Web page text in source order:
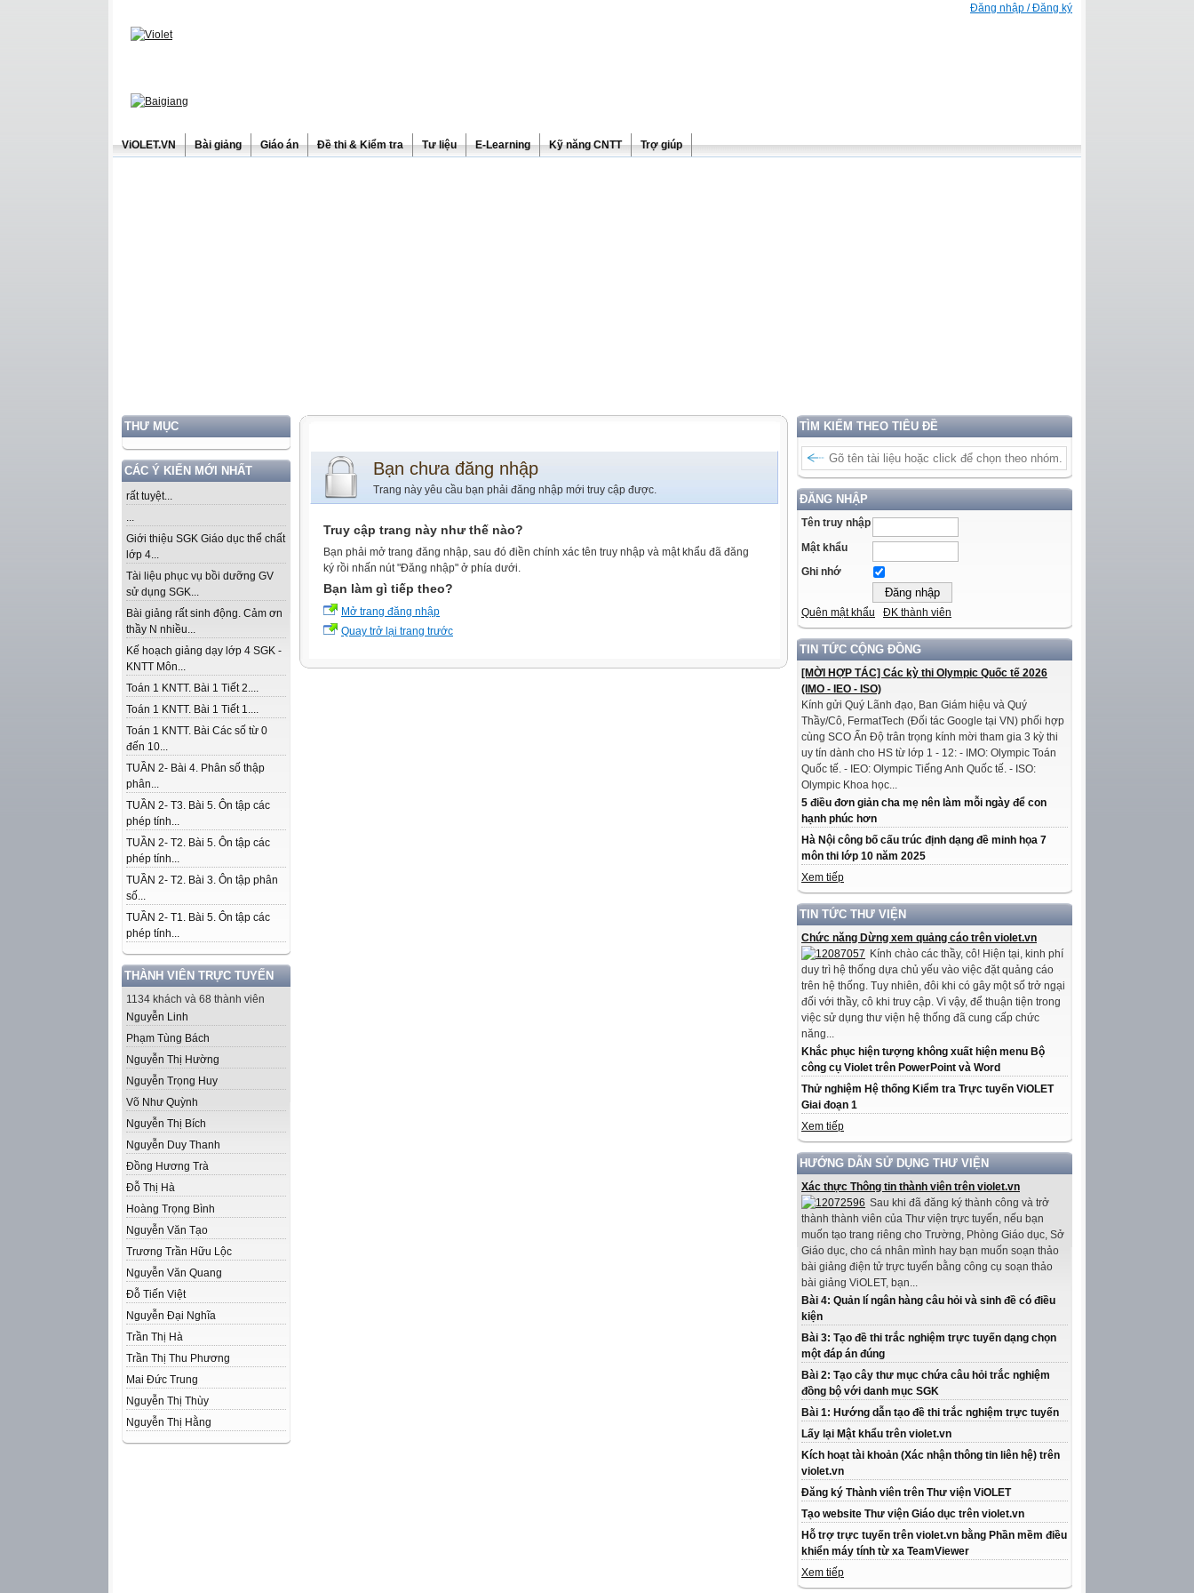
Đăng nhập / Đăng ký
ViOLET.VN Bài giảng Giáo án Đề thi & Kiểm tra Tư liệu E-Learning Kỹ năng CNTT Trợ giúp
THƯ MỤC
CÁC Ý KIẾN MỚI NHẤT
rất tuyệt...
...
Giới thiệu SGK Giáo dục thể chất
lớp 4...
Tài liệu phục vụ bồi dưỡng GV
sử dụng SGK...
Bài giảng rất sinh động. Cảm ơn
thầy N nhiều...
Kế hoạch giảng dạy lớp 4 SGK -
KNTT Môn...
Toán 1 KNTT. Bài 1 Tiết 2....
Toán 1 KNTT. Bài 1 Tiết 1....
Toán 1 KNTT. Bài Các số từ 0
đến 10...
TUẦN 2- Bài 4. Phân số thập
phân...
TUẦN 2- T3. Bài 5. Ôn tập các
phép tính...
TUẦN 2- T2. Bài 5. Ôn tập các
phép tính...
TUẦN 2- T2. Bài 3. Ôn tập phân
số...
TUẦN 2- T1. Bài 5. Ôn tập các
phép tính...
THÀNH VIÊN TRỰC TUYẾN
1134 khách và 68 thành viên
Nguyễn Linh
Phạm Tùng Bách
Nguyễn Thị Hường
Nguyễn Trọng Huy
Võ Như Quỳnh
Nguyễn Thị Bích
Nguyễn Duy Thanh
Đồng Hương Trà
Đỗ Thị Hà
Hoàng Trọng Bình
Nguyễn Văn Tạo
Trương Trần Hữu Lộc
Nguyễn Văn Quang
Đỗ Tiến Việt
Nguyễn Đại Nghĩa
Trần Thị Hà
Trần Thị Thu Phương
Mai Đức Trung
Nguyễn Thị Thùy
Nguyễn Thị Hằng
TÌM KIẾM THEO TIÊU ĐỀ
ĐĂNG NHẬP
Tên truy nhập
Mật khẩu
Ghi nhớ
Quên mật khẩu ĐK thành viên
TIN TỨC CỘNG ĐỒNG
[MỜI HỢP TÁC] Các kỳ thi Olympic Quốc tế 2026
(IMO - IEO - ISO)
Kính gửi Quý Lãnh đạo, Ban Giám hiệu và Quý
Thầy/Cô, FermatTech (Đối tác Google tại VN) phối hợp
cùng SCO Ấn Độ trân trọng kính mời tham gia 3 kỳ thi
uy tín dành cho HS từ lớp 1 - 12: - IMO: Olympic Toán
Quốc tế. - IEO: Olympic Tiếng Anh Quốc tế. - ISO:
Olympic Khoa học...
5 điều đơn giản cha mẹ nên làm mỗi ngày để con
hạnh phúc hơn
Hà Nội công bố cấu trúc định dạng đề minh họa 7
môn thi lớp 10 năm 2025
Xem tiếp
TIN TỨC THƯ VIỆN
Chức năng Dừng xem quảng cáo trên violet.vn
Kính chào các thầy, cô! Hiện tại, kinh phí
duy trì hệ thống dựa chủ yếu vào việc đặt quảng cáo
trên hệ thống. Tuy nhiên, đôi khi có gây một số trở ngại
đối với thầy, cô khi truy cập. Vì vậy, để thuận tiện trong
việc sử dụng thư viện hệ thống đã cung cấp chức
năng...
Khắc phục hiện tượng không xuất hiện menu Bộ
công cụ Violet trên PowerPoint và Word
Thử nghiệm Hệ thống Kiểm tra Trực tuyến ViOLET
Giai đoạn 1
Xem tiếp
HƯỚNG DẪN SỬ DỤNG THƯ VIỆN
Xác thực Thông tin thành viên trên violet.vn
Sau khi đã đăng ký thành công và trở
thành thành viên của Thư viện trực tuyến, nếu bạn
muốn tạo trang riêng cho Trường, Phòng Giáo dục, Sở
Giáo dục, cho cá nhân mình hay bạn muốn soạn thảo
bài giảng điện tử trực tuyến bằng công cụ soạn thảo
bài giảng ViOLET, bạn...
Bài 4: Quản lí ngân hàng câu hỏi và sinh đề có điều
kiện
Bài 3: Tạo đề thi trắc nghiệm trực tuyến dạng chọn
một đáp án đúng
Bài 2: Tạo cây thư mục chứa câu hỏi trắc nghiệm
đồng bộ với danh mục SGK
Bài 1: Hướng dẫn tạo đề thi trắc nghiệm trực tuyến
Lấy lại Mật khẩu trên violet.vn
Kích hoạt tài khoản (Xác nhận thông tin liên hệ) trên
violet.vn
Đăng ký Thành viên trên Thư viện ViOLET
Tạo website Thư viện Giáo dục trên violet.vn
Hỗ trợ trực tuyến trên violet.vn bằng Phần mềm điều
khiển máy tính từ xa TeamViewer
Xem tiếp
Bạn chưa đăng nhập
Trang này yêu cầu bạn phải đăng nhập mới truy cập được.
Truy cập trang này như thế nào?
Bạn phải mở trang đăng nhập, sau đó điền chính xác tên truy nhập và mật khẩu đã đăng
ký rồi nhấn nút "Đăng nhập" ở phía dưới.
Bạn làm gì tiếp theo?
Mở trang đăng nhập
Quay trở lại trang trước